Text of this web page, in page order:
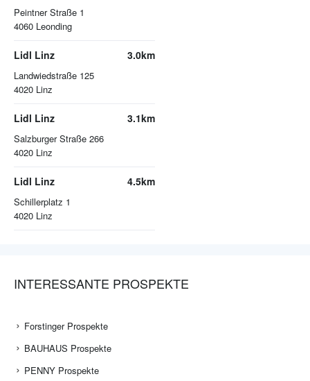
Peintner Straße 1
4060 Leonding
Lidl Linz
Landwiedstraße 125
4020 Linz
3.0km
Lidl Linz
Salzburger Straße 266
4020 Linz
3.1km
Lidl Linz
Schillerplatz 1
4020 Linz
4.5km
INTERESSANTE PROSPEKTE
Forstinger Prospekte
BAUHAUS Prospekte
PENNY Prospekte